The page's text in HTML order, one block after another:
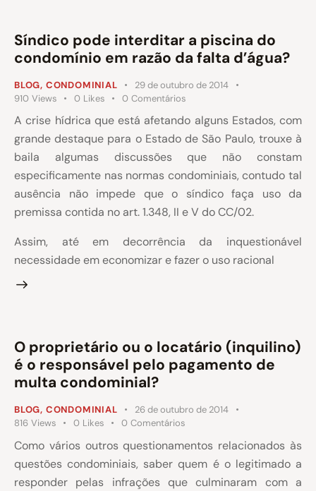
Síndico pode interditar a piscina do
condomínio em razão da falta d’água?
BLOG, CONDOMINIAL
29 de outubro de 2014
910 Views 0 Likes 0 Comentários
A crise hídrica que está afetando alguns Estados, com
grande destaque para o Estado de São Paulo, trouxe à
baila algumas discussões que não constam
especificamente nas normas condominiais, contudo tal
ausência não impede que o síndico faça uso da
premissa contida no art. 1.348, II e V do CC/02.
Assim, até em decorrência da inquestionável
necessidade em economizar e fazer o uso racional
O proprietário ou o locatário (inquilino)
é o responsável pelo pagamento de
multa condominial?
BLOG, CONDOMINIAL
26 de outubro de 2014
816 Views 0 Likes 0 Comentários
Como vários outros questionamentos relacionados às
questões condominiais, saber quem é o legitimado a
responder pelas infrações que culminaram com a